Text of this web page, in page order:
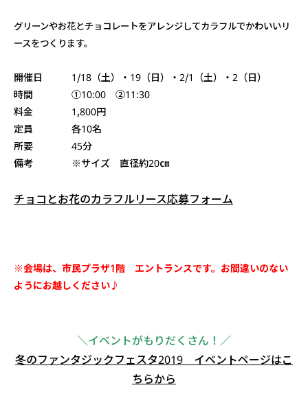
グリーンやお花とチョコレートをアレンジしてカラフルでかわいいリ
ースをつくります。
開催日 1/18（土）・19（日）・2/1（土）・2（日）
時間 ①10:00 ②11:30
料金 1,800円
定員 各10名
所要 45分
備考 ※サイズ 直径約20㎝
チョコとお花のカラフルリース応募フォーム
※会場は、市民プラザ1階 エントランスです。お間違いのない
ようにお越しください♪
＼イベントがもりだくさん！／
冬のファンタジックフェスタ2019 イベントページはこ
ちらから